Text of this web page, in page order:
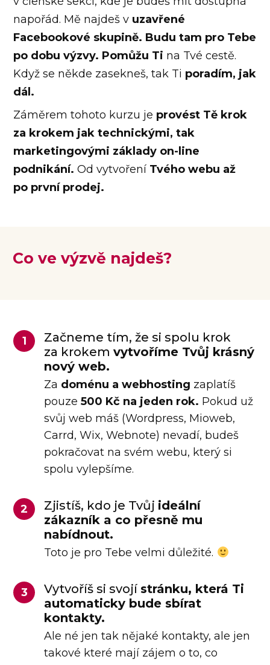
napořád. Mě najdeš v uzavřené
Facebookové skupině. Budu tam pro Tebe
po dobu výzvy. Pomůžu Ti na Tvé cestě.
Když se někde zasekneš, tak Ti poradím, jak
dál.
Záměrem tohoto kurzu je provést Tě krok
za krokem jak technickými, tak
marketingovými základy on-line
podnikání. Od vytvoření Tvého webu až
po první prodej.
Co ve výzvě najdeš?
1
Začneme tím, že si spolu krok
za krokemvytvoříme Tvůj krásný
nový web.
Za doménu a webhosting zaplatíš
pouze500 Kč na jeden rok. Pokud už
svůj web máš (Wordpress, Mioweb,
Carrd, Wix, Webnote) nevadí, budeš
pokračovat na svém webu, který si
spolu vylepšíme.
2 Zjistíš, kdo je Tvůj ideální
zákazník a co přesně mu
nabídnout.
Toto je pro Tebe velmi důležité.
3 Vytvoříš si svojí stránku, která Ti
automaticky bude sbírat
kontakty.
Ale né jen tak nějaké kontakty, ale jen
takové které mají zájem o to, co